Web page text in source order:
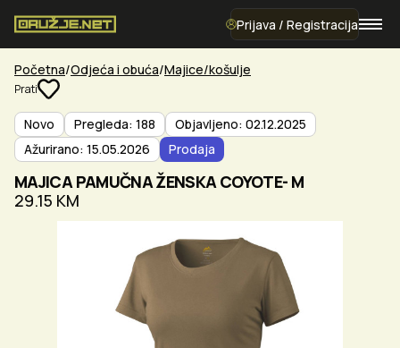
Prijava / Registracija
Početna Odjeća i obuća Majice/košulje
Prati
Novo Pregleda: 188
Objavljeno: 02.12.2025
Ažurirano: 15.05.2026
Prodaja
MAJICA PAMUČNA ŽENSKA COYOTE- M
29.15 KM